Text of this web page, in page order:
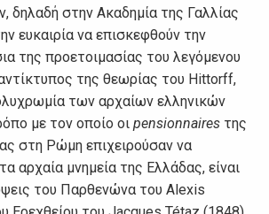
δηλαδή στην Ακαδημία της Γαλλίας
ευκαιρία να επισκεφθούν την
της προετοιμασίας του λεγόμενου
της θεωρίας του Hittorff,
των αρχαίων ελληνικών
με τον οποίο οι pensionnaires της
στη Ρώμη επιχειρούσαν να
αρχαία μνημεία της Ελλάδας, είναι
του Παρθενώνα του Alexis